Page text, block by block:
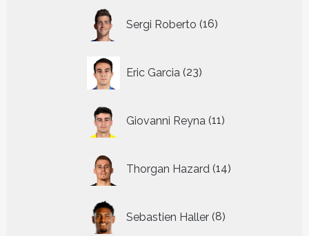
Sergi Roberto 16
producten
Eric Garcia 23
producten
Giovanni Reyna 11
producten
Thorgan Hazard 14
producten
Sebastien Haller 8
producten